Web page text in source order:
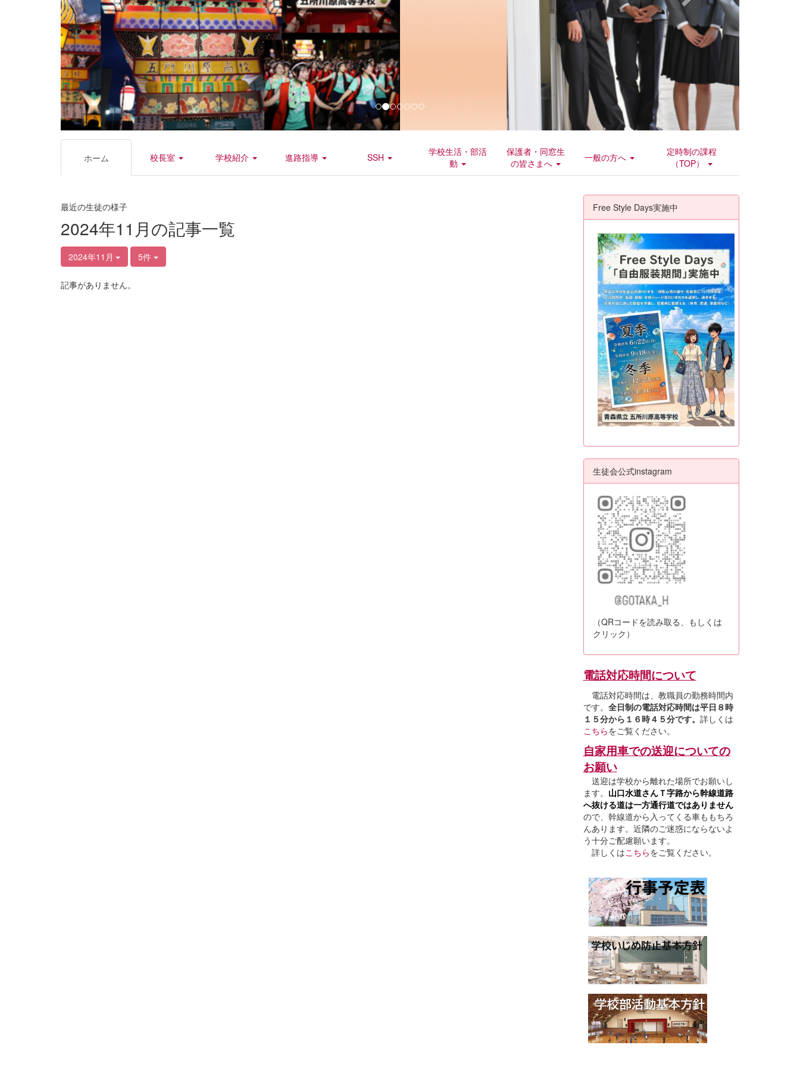
ホーム 校長室 学校紹介 進路指導 SSH
学校生活・部活
動
保護者・同窓生
の皆さまへ
一般の方へ
定時制の課程
（TOP）
最近の生徒の様子
2024年11月の記事一覧
2024年11月 5件
記事がありません。
Free Style Days実施中
生徒会公式instagram
（QRコードを読み取る、もしくは
クリック）
電話対応時間について
電話対応時間は、教職員の勤務時間内
です。 全日制の電話対応時間は平日８時
１５分から１６時４５分です。 詳しくは
こちらをご覧ください。
自家用車での送迎についての
お願い
送迎は学校から離れた場所でお願いし
ます。 山口水道さんＴ字路から幹線道路
へ抜ける道は一方通行道ではありません
ので、幹線道から入ってくる車ももちろ
んあります。近隣のご迷惑にならないよ
う十分ご配慮願います。
詳しくはこちらをご覧ください。